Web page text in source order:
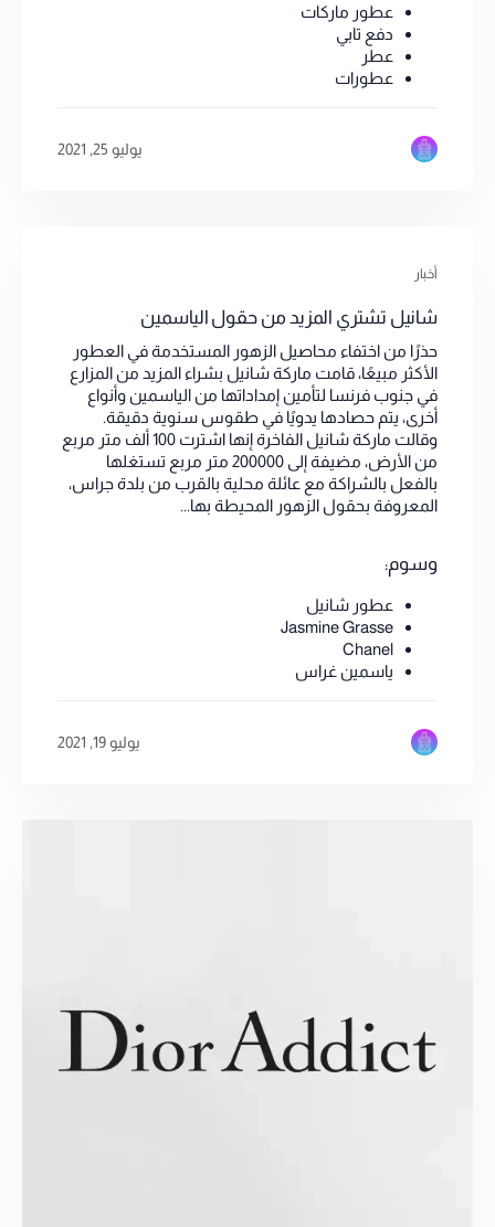
عطور ماركات
دفع تابي
عطر
عطورات
يوليو 25, 2021
أخبار
شانيل تشتري المزيد من حقول الياسمين
حذرًا من اختفاء محاصيل الزهور المستخدمة في العطور
الأكثر مبيعًا، قامت ماركة شانيل بشراء المزيد من المزارع
في جنوب فرنسا لتأمين إمداداتها من الياسمين وأنواع
أخرى، يتم حصادها يدويًا في طقوس سنوية دقيقة.
وقالت ماركة شانيل الفاخرة إنها اشترت 100 ألف متر مربع
من الأرض، مضيفة إلى 200000 متر مربع تستغلها
بالفعل بالشراكة مع عائلة محلية بالقرب من بلدة جراس،
المعروفة بحقول الزهور المحيطة بها...
وسوم:
عطور شانيل
Jasmine Grasse
Chanel
ياسمين غراس
يوليو 19, 2021